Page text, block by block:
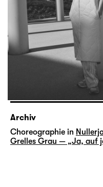
Archiv
Choreographie in
Grelles Grau — „Ja, auf